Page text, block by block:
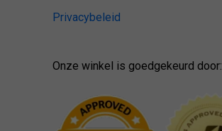
Privacybeleid
Onze winkel is goedgekeurd door: